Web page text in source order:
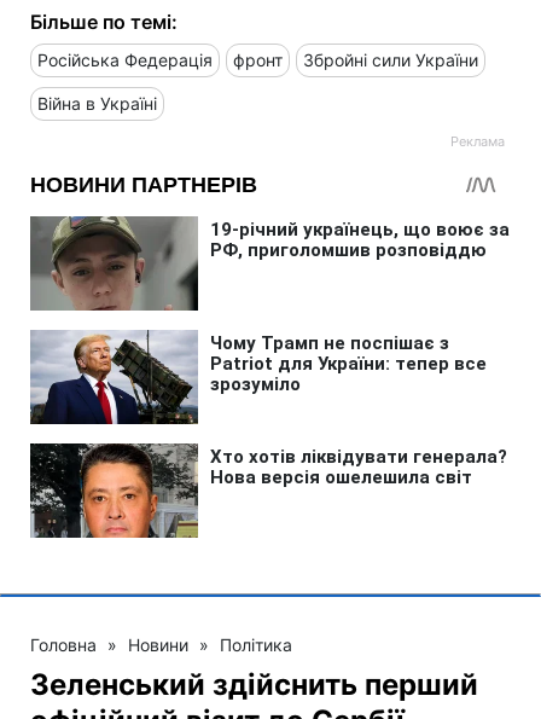
Більше по темі:
Російська Федерація фронт Збройні сили України
Війна в Україні
Головна » Новини » Політика
Зеленський здійснить перший